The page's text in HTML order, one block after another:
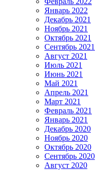
Январь 2022
Декабрь 2021
Ноябрь 2021
Октябрь 2021
Сентябрь 2021
Август 2021
Июль 2021
Июнь 2021
Май 2021
Апрель 2021
Март 2021
Февраль 2021
Январь 2021
Декабрь 2020
Ноябрь 2020
Октябрь 2020
Сентябрь 2020
Август 2020